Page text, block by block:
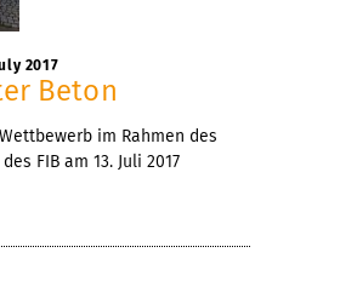
2017
Beton
im Rahmen des
FIB am 13. Juli 2017